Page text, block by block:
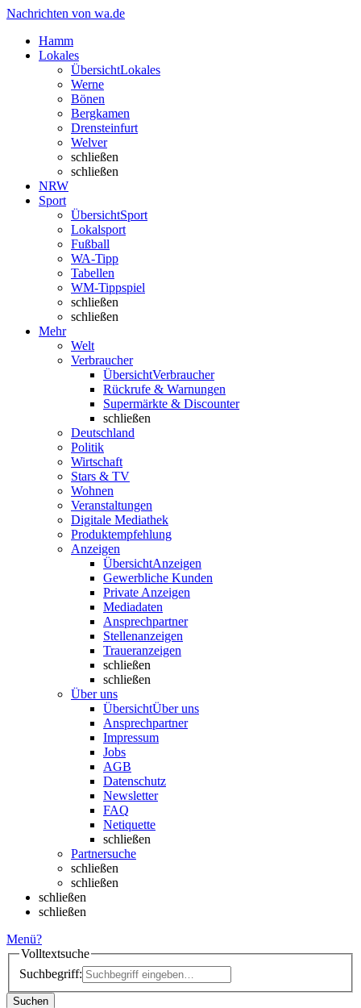
Nachrichten von wa.de
Hamm
Lokales
ÜbersichtLokales
Werne
Bönen
Bergkamen
Drensteinfurt
Welver
schließen
schließen
NRW
Sport
ÜbersichtSport
Lokalsport
Fußball
WA-Tipp
Tabellen
WM-Tippspiel
schließen
schließen
Mehr
Welt
Verbraucher
ÜbersichtVerbraucher
Rückrufe & Warnungen
Supermärkte & Discounter
schließen
Deutschland
Politik
Wirtschaft
Stars & TV
Wohnen
Veranstaltungen
Digitale Mediathek
Produktempfehlung
Anzeigen
ÜbersichtAnzeigen
Gewerbliche Kunden
Private Anzeigen
Mediadaten
Ansprechpartner
Stellenanzeigen
Traueranzeigen
schließen
schließen
Über uns
ÜbersichtÜber uns
Ansprechpartner
Impressum
Jobs
AGB
Datenschutz
Newsletter
FAQ
Netiquette
schließen
Partnersuche
schließen
schließen
schließen
schließen
Menü?
Volltextsuche
Suchbegriff:
Suchen